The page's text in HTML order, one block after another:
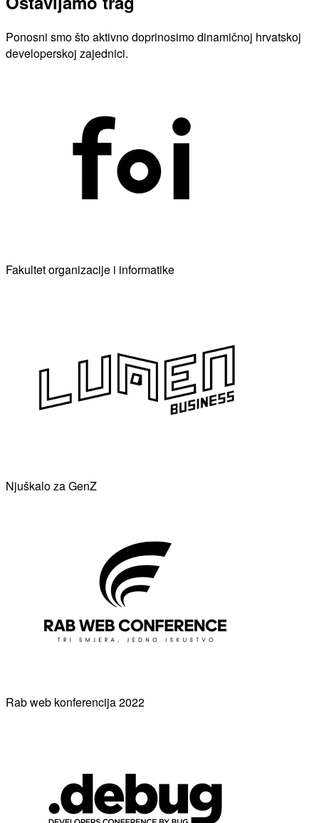
Ponosni smo što aktivno doprinosimo dinamičnoj hrvatskoj
developerskoj zajednici.
Fakultet organizacije i informatike
Njuškalo za GenZ
Rab web konferencija 2022